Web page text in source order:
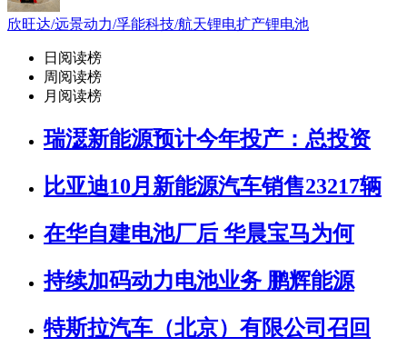
欣旺达/远景动力/孚能科技/航天锂电扩产锂电池
日阅读榜
周阅读榜
月阅读榜
瑞濏新能源预计今年投产：总投资
比亚迪10月新能源汽车销售23217辆
在华自建电池厂后 华晨宝马为何
持续加码动力电池业务 鹏辉能源
特斯拉汽车（北京）有限公司召回